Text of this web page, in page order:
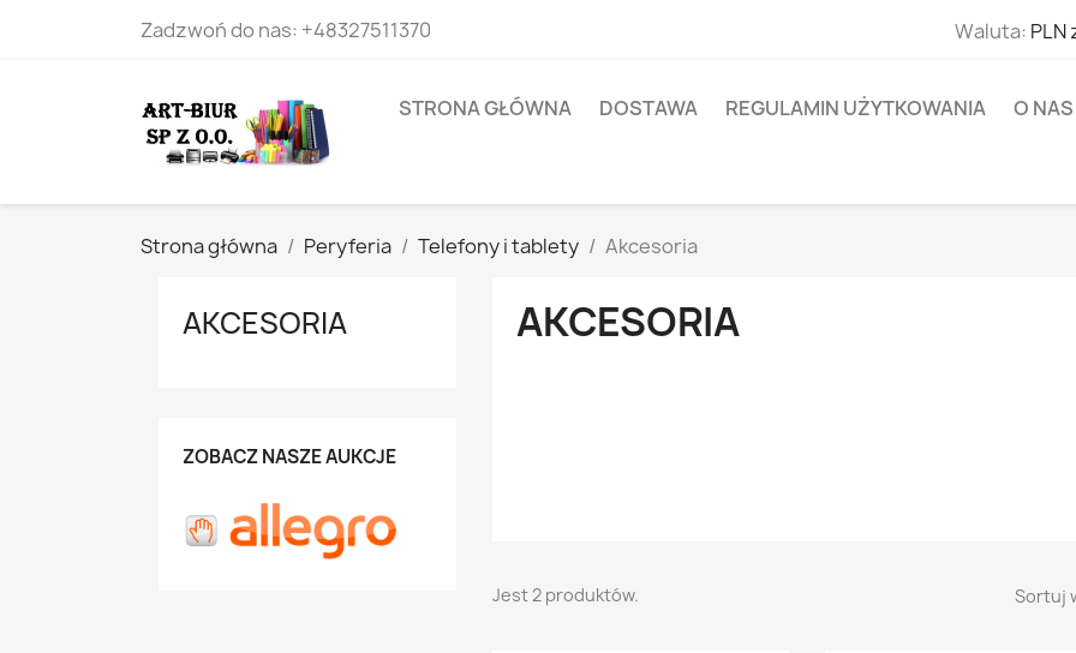
Zadzwoń do nas: +48327511370 Waluta: PLN
STRONA GŁÓWNA DOSTAWA REGULAMIN UŻYTKOWANIA O NAS
Strona główna Peryferia Telefony i tablety Akcesoria
AKCESORIA
ZOBACZ NASZE AUKCJE
AKCESORIA
Jest 2 produktów. Sortuj